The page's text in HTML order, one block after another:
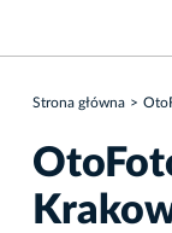
Strona główna